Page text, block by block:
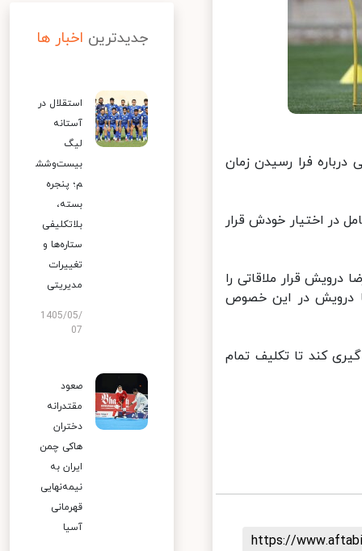
فرا رسیدن زمان
در اختیار خودش قرار
قرار ملاقاتی را
درویش در این خصوص
کند تا تکلیف تمام
https://
جدیدترین اخبار ها
استقلال در
آستانه
لیگ
بیست‌وشش
م؛ پنجره
بسته،
بلاتکلیفی
ستاره‌ها و
تغییرات
مدیریتی
1405/05/
07
صعود
مقتدرانه
دختران
هاکی چمن
ایران به
نیمه‌نهایی
قهرمانی
آسیا